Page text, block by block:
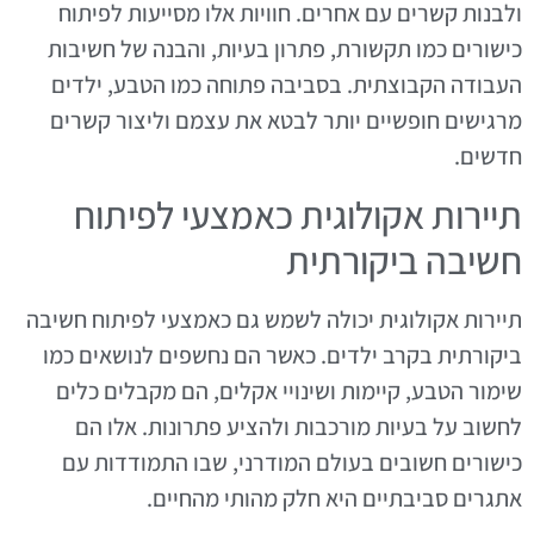
ולבנות קשרים עם אחרים. חוויות אלו מסייעות לפיתוח
כישורים כמו תקשורת, פתרון בעיות, והבנה של חשיבות
העבודה הקבוצתית. בסביבה פתוחה כמו הטבע, ילדים
מרגישים חופשיים יותר לבטא את עצמם וליצור קשרים
חדשים.
תיירות אקולוגית כאמצעי לפיתוח
חשיבה ביקורתית
תיירות אקולוגית יכולה לשמש גם כאמצעי לפיתוח חשיבה
ביקורתית בקרב ילדים. כאשר הם נחשפים לנושאים כמו
שימור הטבע, קיימות ושינויי אקלים, הם מקבלים כלים
לחשוב על בעיות מורכבות ולהציע פתרונות. אלו הם
כישורים חשובים בעולם המודרני, שבו התמודדות עם
אתגרים סביבתיים היא חלק מהותי מהחיים.